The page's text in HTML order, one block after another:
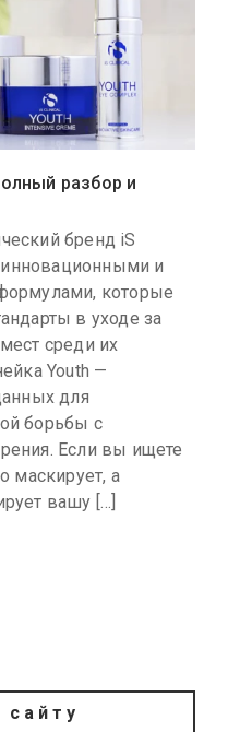
разбор и
бренд iS
и
которые
в уходе за
среди их
Youth —
для
борьбы с
Если вы ищете
маскирует, а
вашу […]